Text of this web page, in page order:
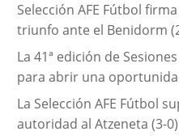
a
s
Selección AFE Fútbol
triunfo ante el Benidorm
La 41ª edición de
para abrir una
La Selección AFE Fútbol
autoridad al Atzeneta (3-0)